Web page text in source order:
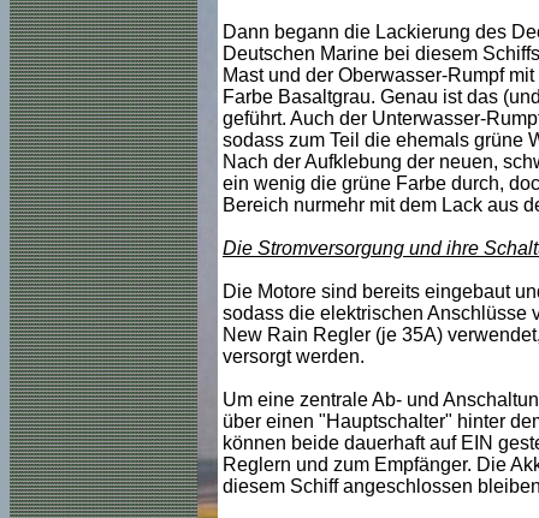
Dann begann die Lackierung des
Deutschen Marine bei diesem
Mast und der Oberwasser-Rumpf
Farbe Basaltgrau. Genau ist das
geführt. Auch der Unterwasser-
sodass zum Teil die ehemals grüne
Nach der Aufklebung der neuen,
ein wenig die grüne Farbe durch,
Bereich nurmehr mit dem Lack aus
Die Stromversorgung und ihre
Die Motore sind bereits eingebaut
sodass die elektrischen Anschlüsse
New Rain Regler (je 35A)
versorgt werden.
Um eine zentrale Ab- und
über einen "Hauptschalter" hinter
können beide dauerhaft auf EIN
Reglern und zum Empfänger. Die
diesem Schiff angeschlossen